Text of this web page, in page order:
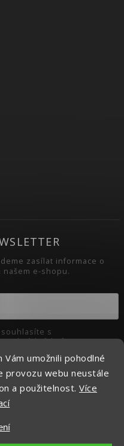
Vám umožnili pohodlné
provozu webu neustále
a použitelnost. Více
zasílat informace o
našem e-shopu.
údajů
cookies